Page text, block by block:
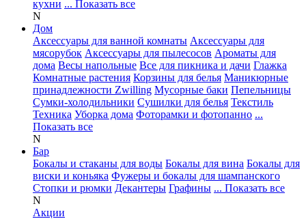
кухни ... Показать все
N
Дом
Аксессуары для ванной комнаты Аксессуары для
мясорубок Аксессуары для пылесосов Ароматы для
дома Весы напольные Все для пикника и дачи Глажка
Комнатные растения Корзины для белья Маникюрные
принадлежности Zwilling Мусорные баки Пепельницы
Сумки-холодильники Сушилки для белья Текстиль
Техника Уборка дома Фоторамки и фотопанно ...
Показать все
N
Бар
Бокалы и стаканы для воды Бокалы для вина Бокалы для
виски и коньяка Фужеры и бокалы для шампанского
Стопки и рюмки Декантеры Графины ... Показать все
N
Акции